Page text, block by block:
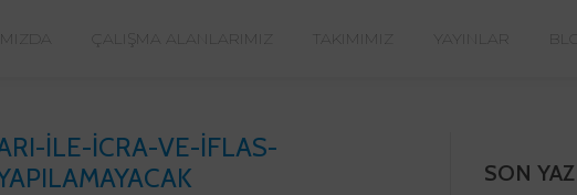
ÇALIŞMA ALANLARIMIZ TAKIMIMIZ YAYINLAR
ILE-ICRA-VE-IFLAS-
SON